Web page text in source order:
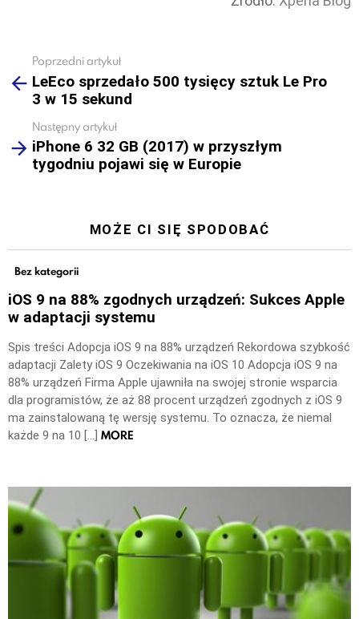
more
Poprzedni artykuł
LeEco sprzedało 500 tysięcy sztuk Le Pro
3 w 15 sekund
Następny artykuł
iPhone 6 32 GB (2017) w przyszłym
tygodniu pojawi się w Europie
MOŻE CI SIĘ SPODOBAĆ
Bez kategorii
iOS 9 na 88% zgodnych urządzeń: Sukces Apple
w adaptacji systemu
Spis treści Adopcja iOS 9 na 88% urządzeń Rekordowa szybkość
adaptacji Zalety iOS 9 Oczekiwania na iOS 10 Adopcja iOS 9 na
88% urządzeń Firma Apple ujawniła na swojej stronie wsparcia
dla programistów, że aż 88 procent urządzeń zgodnych z iOS 9
ma zainstalowaną tę wersję systemu. To oznacza, że niemal
każde 9 na 10 […] MORE